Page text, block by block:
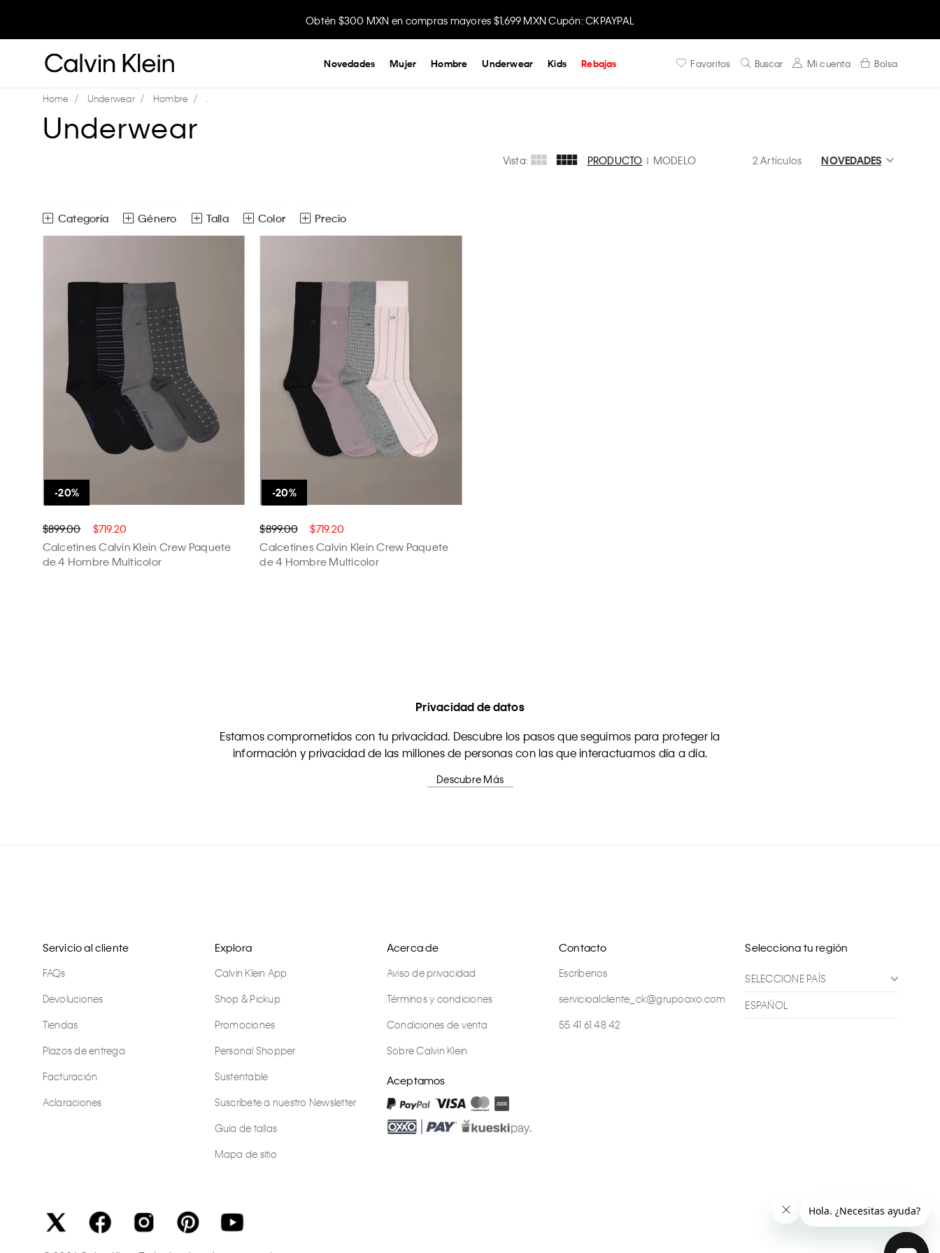
Obtén $300 MXN en compras mayores $1,699 MXN Cupón: CKPAYPAL
Favoritos Buscar Mi cuenta Bolsa
Novedades Mujer Hombre Underwear Kids Rebajas
Underwear Hombre
Underwear
NOVEDADES
PRODUCTO MODELO 2 Artículos
Vista:
Género Color
Talla Precio
APLICAR
$899.00 $719.20
Calcetines Calvin Klein Crew Paquete
de 4 Hombre Multicolor
$899.00 $719.20
Calcetines Calvin Klein Crew Paquete
de 4 Hombre Multicolor
Privacidad de datos
Estamos comprometidos con tu privacidad. Descubre los pasos que seguimos para proteger la
información y privacidad de las millones de personas con las que interactuamos día a día.
Descubre Más
Servicio al cliente
FAQs
Devoluciones
Tiendas
Plazos de entrega
Facturación
Aclaraciones
Explora
Calvin Klein App
Shop & Pickup
Promociones
Personal Shopper
Sustentable
Suscríbete a nuestro Newsletter
Guía de tallas
Mapa de sitio
Acerca de
Aviso de privacidad
Términos y condiciones
Condiciones de venta
Sobre Calvin Klein
Aceptamos
Contacto
Escríbenos
servicioalcliente_ck@grupoaxo.com
55 41 61 48 42
Selecciona tu región
SELECCIONE PAÍS
ESPAÑOL